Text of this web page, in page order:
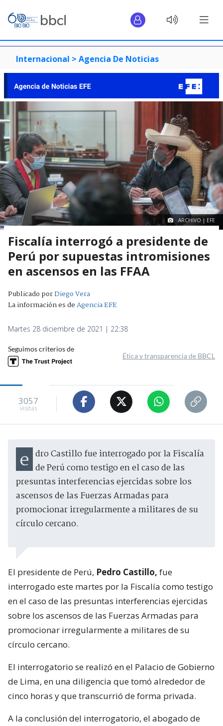
Internacional > Agencia De Noticias
ARCHIVO | EFE
Fiscalía interrogó a presidente de
Perú por supuestas intromisiones
en ascensos en las FFAA
Publicado porDiego Vera
La información es deAgencia EFE
Martes 28 diciembre de 2021 | 22:38
Seguimos criterios de
Ética y transparencia de BBCL
3057
visitas
edro Castillo fue interrogado por la Fiscalía de Perú como testigo en el caso de las
presuntas interferencias ejercidas sobre los
ascensos de las Fuerzas Armadas para
promocionar irregularmente a militares de su
círculo cercano.
El presidente de Perú, Pedro Castillo, fue
interrogado este martes por la Fiscalía como testigo
en el caso de las presuntas interferencias ejercidas
sobre los ascensos de las Fuerzas Armadas para
promocionar irregularmente a militares de su
círculo cercano.
El interrogatorio se realizó en el Palacio de Gobierno
de Lima, en una diligencia que tomó alrededor de
cinco horas y que transcurrió de forma privada.
A la conclusión del interrogatorio, el abogado de